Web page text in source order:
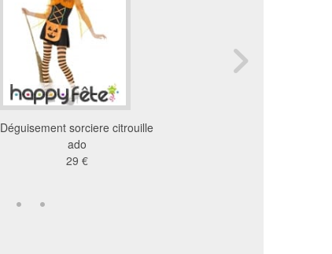
Déguisement sorciere citrouille
ado
29 €